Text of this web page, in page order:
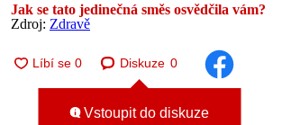
Jak se tato jedinečná směs osvědčila vám?
Zdroj: Zdravě
Diskuze 0
Vstoupit do diskuze